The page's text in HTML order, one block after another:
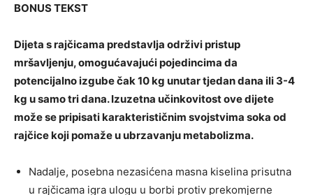
BONUS TEKST
Dijeta s rajčicama predstavlja održivi pristup
mršavljenju, omogućavajući pojedincima da
potencijalno izgube čak 10 kg unutar tjedan dana ili 3-4
kg u samo tri dana. Izuzetna učinkovitost ove dijete
može se pripisati karakterističnim svojstvima soka od
rajčice koji pomaže u ubrzavanju metabolizma.
Nadalje, posebna nezasićena masna kiselina prisutna
u rajčicama igra ulogu u borbi protiv prekomjerne